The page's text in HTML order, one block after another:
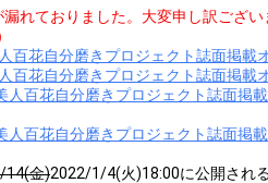
れておりました。大変申し訳ござい
百花自分磨きプロジェクト誌面掲載
百花自分磨きプロジェクト誌面掲載
人百花自分磨きプロジェクト誌面掲
人百花自分磨きプロジェクト誌面掲
14(金)2022/1/4(火)18:00に公開され